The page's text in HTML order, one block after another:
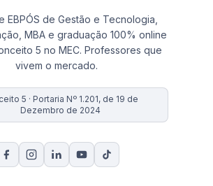
EBPÓS de Gestão e Tecnologia,
MBA e graduação 100% online
5 no MEC. Professores que
vivem o mercado.
5 · Portaria Nº 1.201, de 19 de
Dezembro de 2024